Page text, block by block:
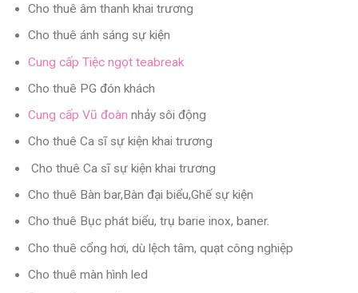
Cho thuê âm thanh khai trương
Cho thuê ánh sáng sự kiện
Cung cấp Tiệc ngọt teabreak
Cho thuê PG đón khách
Cung cấp Vũ đoàn nhảy sôi động
Cho thuê Ca sĩ sự kiện khai trương
Cho thuê Ca sĩ sự kiện khai trương
Cho thuê Bàn bar,Bàn đại biểu,Ghế sự kiện
Cho thuê Bục phát biểu, trụ barie inox, baner.
Cho thuê cổng hơi, dù lệch tâm, quạt công nghiệp
Cho thuê màn hình led